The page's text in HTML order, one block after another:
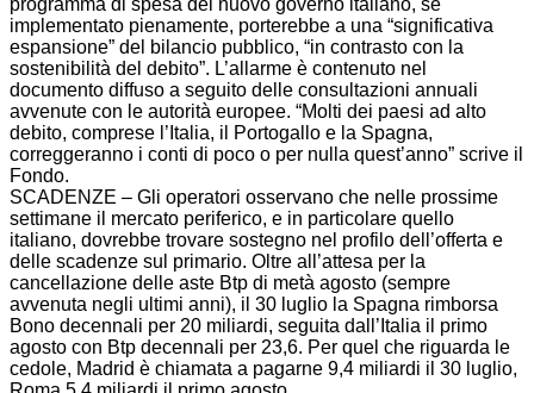
programma di spesa del nuovo governo italiano, se
implementato pienamente, porterebbe a una “significativa
espansione” del bilancio pubblico, “in contrasto con la
sostenibilità del debito”. L’allarme è contenuto nel
documento diffuso a seguito delle consultazioni annuali
avvenute con le autorità europee. “Molti dei paesi ad alto
debito, comprese l’Italia, il Portogallo e la Spagna,
correggeranno i conti di poco o per nulla quest’anno” scrive il
Fondo.
SCADENZE – Gli operatori osservano che nelle prossime
settimane il mercato periferico, e in particolare quello
italiano, dovrebbe trovare sostegno nel profilo dell’offerta e
delle scadenze sul primario. Oltre all’attesa per la
cancellazione delle aste Btp di metà agosto (sempre
avvenuta negli ultimi anni), il 30 luglio la Spagna rimborsa
Bono decennali per 20 miliardi, seguita dall’Italia il primo
agosto con Btp decennali per 23,6. Per quel che riguarda le
cedole, Madrid è chiamata a pagarne 9,4 miliardi il 30 luglio,